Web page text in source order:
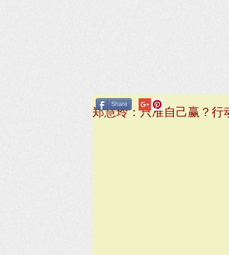
郑慧玲：只准自己赢？
Share